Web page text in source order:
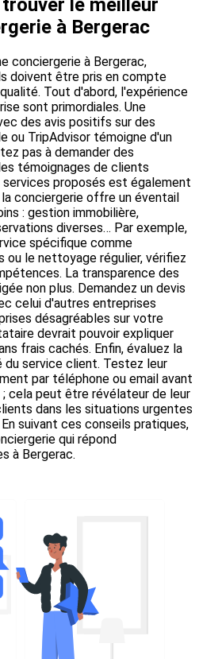
le meilleur
à Bergerac
conciergerie à Bergerac,
doivent être pris en compte
Tout d'abord, l'expérience
sont primordiales. Une
des avis positifs sur des
ou TripAdvisor témoigne d'un
pas à demander des
témoignages de clients
proposés est également
conciergerie offre un éventail
: gestion immobilière,
diverses… Par exemple,
spécifique comme
ou le nettoyage régulier, vérifiez
La transparence des
non plus. Demandez un devis
celui d'autres entreprises
désagréables sur votre
devrait pouvoir expliquer
frais cachés. Enfin, évaluez la
service client. Testez leur
par téléphone ou email avant
cela peut être révélateur de leur
dans les situations urgentes
suivant ces conseils pratiques,
qui répond
à Bergerac.